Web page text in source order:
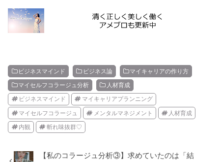
ビジネスマインド ビジネス論 マイキャリアの作り方
マイセルフコラージュ分析 人材育成
ビジネスマインド マイキャリアプランニング
マイセルフコラージュ メンタルマネジメント 人材育成
内観 斬れ味抜群♡
【私のコラージュ分析③】求めていたのは「結